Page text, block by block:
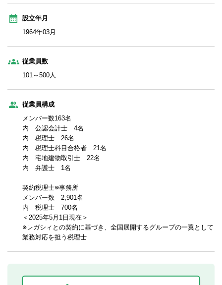
設立年月
1964年03月
従業員数
101～500人
従業員構成
メンバー数163名
内 公認会計士 4名
内 税理士 26名
内 税理士科目合格者 21名
内 宅地建物取引士 22名
内 弁護士 1名
契約税理士※事務所
メンバー数 2,901名
内 税理士 700名
＜2025年5月1日現在＞
※レガシィとの契約に基づき、全国展開するグループの一翼として
業務対応を担う税理士